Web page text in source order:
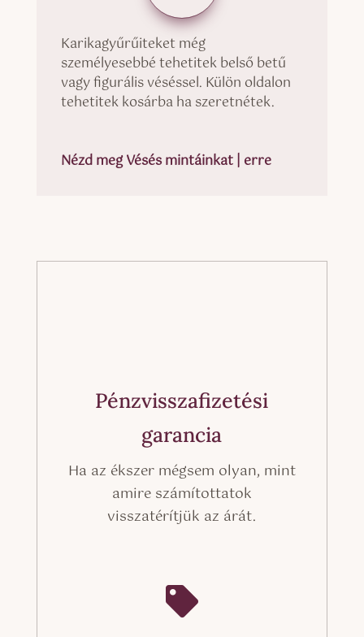
Karikagyűrűiteket még
személyesebbé tehetitek belső betű
vagy figurális véséssel. Külön oldalon
tehetitek kosárba ha szeretnétek.
Nézd meg Vésés mintáinkat | erre
Pénzvisszafizetési
garancia
Ha az ékszer mégsem olyan, mint
amire számítottatok
visszatérítjük az árát.
